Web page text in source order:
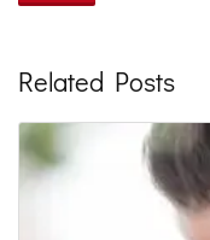
Related Posts